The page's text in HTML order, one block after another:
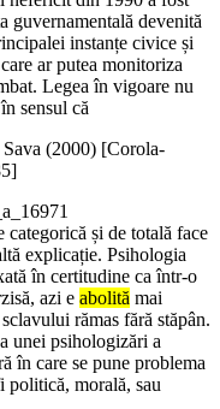
devenită
instanțe civice și
ar putea monitoriza
Legea în vigoare nu
sensul că
(2000) [Corola-
categorică și de totală face
explicație. Psihologia
în certitudine ca într-o
azi e abolită mai
rămas fără stăpân.
unei psihologizări a
în care se pune problema
morală, sau